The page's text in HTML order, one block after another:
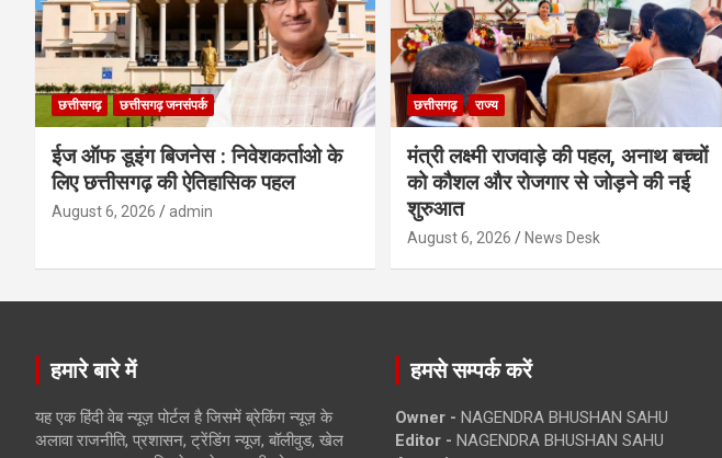
छत्तीसगढ़ छत्तीसगढ़ जनसंपर्क
ईज ऑफ डूइंग बिजनेस : निवेशकर्ताओ के
लिए छत्तीसगढ़ की ऐतिहासिक पहल
August 6, 2026 admin
छत्तीसगढ़ राज्य
मंत्री लक्ष्मी राजवाड़े की पहल, अनाथ बच्चों
को कौशल और रोजगार से जोड़ने की नई
शुरुआत
August 6, 2026 News Desk
हमारे बारे में
यह एक हिंदी वेब न्यूज़ पोर्टल है जिसमें ब्रेकिंग न्यूज़ के
अलावा राजनीति, प्रशासन, ट्रेंडिंग न्यूज, बॉलीवुड, खेल
हमसे सम्पर्क करें
Owner - NAGENDRA BHUSHAN SAHU
Editor - NAGENDRA BHUSHAN SAHU